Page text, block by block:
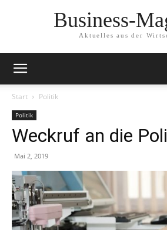
Business-
Aktuelles aus der
Start Politik
Politik
Weckruf an die
Mai 2, 2019